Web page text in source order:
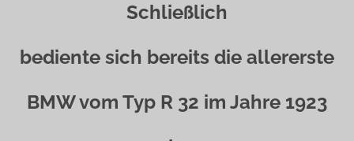
Schließlich
bediente sich bereits die allererste
BMW vom Typ R 32 im Jahre 1923